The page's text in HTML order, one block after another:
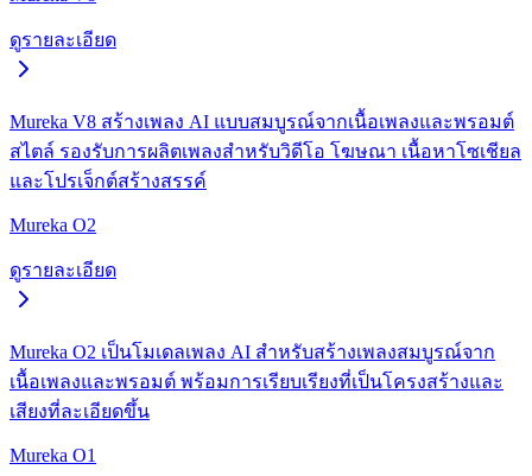
ดูรายละเอียด
Mureka V8 สร้างเพลง AI แบบสมบูรณ์จากเนื้อเพลงและพรอมต์
สไตล์ รองรับการผลิตเพลงสำหรับวิดีโอ โฆษณา เนื้อหาโซเชียล
และโปรเจ็กต์สร้างสรรค์
Mureka O2
ดูรายละเอียด
Mureka O2 เป็นโมเดลเพลง AI สำหรับสร้างเพลงสมบูรณ์จาก
เนื้อเพลงและพรอมต์ พร้อมการเรียบเรียงที่เป็นโครงสร้างและ
เสียงที่ละเอียดขึ้น
Mureka O1